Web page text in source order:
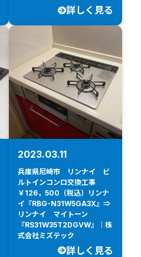
詳しく見る
2023.03.11
兵庫県尼崎市 リンナイ ビ
ルトインコンロ交換工事
￥126，500（税込）リンナ
イ『RBG-N31W5GA3X』⇒
リンナイ マイトーン
『RS31W35T2DGVW』｜株
式会社ミズテック
詳しく見る